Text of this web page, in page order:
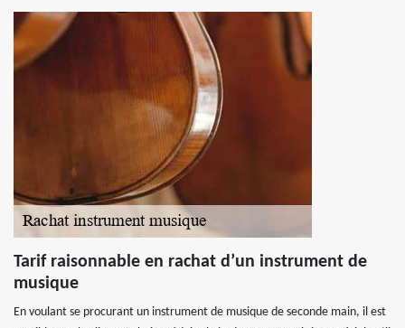
Tarif raisonnable en rachat d’un instrument de
musique
En voulant se procurant un instrument de musique de seconde main, il est